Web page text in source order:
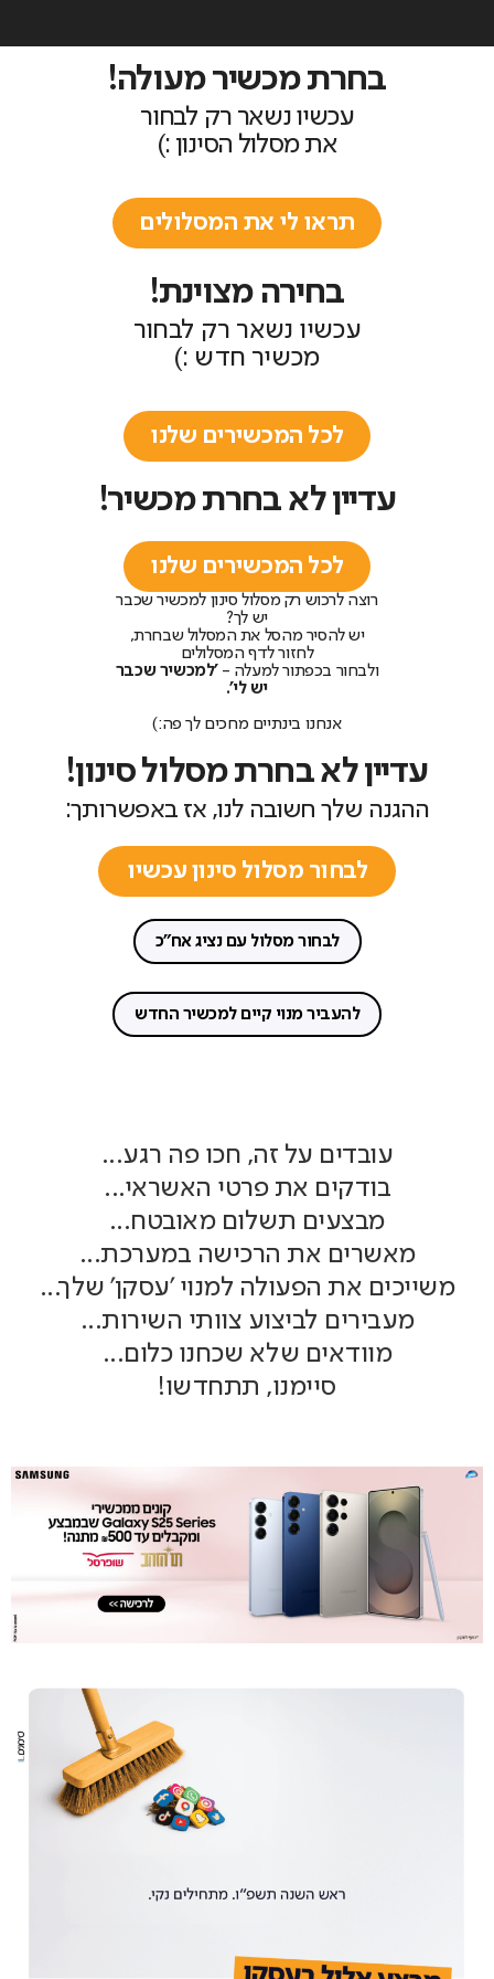
בחרת מכשיר מעולה!
עכשיו נשאר רק לבחור
את מסלול הסינון :)
תראו לי את המסלולים
בחירה מצוינת!
עכשיו נשאר רק לבחור
מכשיר חדש :)
לכל המכשירים שלנו
עדיין לא בחרת מכשיר!
לכל המכשירים שלנו
רוצה לרכוש רק מסלול סינון למכשיר שכבר
יש לך?
יש להסיר מהסל את המסלול שבחרת,
לחזור לדף המסלולים
ולבחור בכפתור למעלה - 'למכשיר שכבר
יש לי'.
אנחנו בינתיים מחכים לך פה:)
עדיין לא בחרת מסלול סינון!
ההגנה שלך חשובה לנו, אז באפשרותך:
לבחור מסלול סינון עכשיו
לבחור מסלול עם נציג אח"כ
להעביר מנוי קיים למכשיר החדש
עובדים על זה, חכו פה רגע...
בודקים את פרטי האשראי...
מבצעים תשלום מאובטח...
מאשרים את הרכישה במערכת...
משייכים את הפעולה למנוי 'עסקן' שלך...
מעבירים לביצוע צוותי השירות...
מוודאים שלא שכחנו כלום...
סיימנו, תתחדשו!